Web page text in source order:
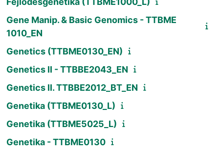
Gene Manip. & Basic Genomics - TTBME
1010_EN
Genetics (TTBME0130_EN)
Genetics II - TTBBE2043_EN
Genetics II. TTBBE2012_BT_EN
Genetika (TTBME0130_L)
Genetika (TTBME5025_L)
Genetika - TTBME0130